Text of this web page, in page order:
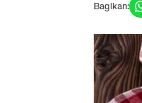
Bagikan: